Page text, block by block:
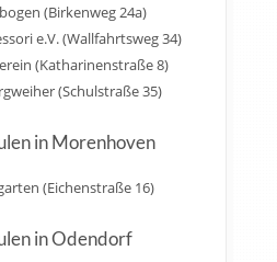
(Birkenweg 24a)
e.V. (Wallfahrtsweg 34)
(Katharinenstraße 8)
(Schulstraße 35)
in Morenhoven
(Eichenstraße 16)
in Odendorf